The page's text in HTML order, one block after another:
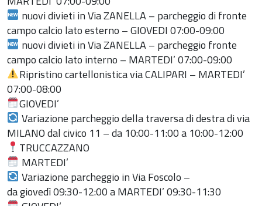
nuovi divieti in Via ZANELLA – parcheggio di fronte
campo calcio lato esterno – GIOVEDI 07:00-09:00
nuovi divieti in Via ZANELLA – parcheggio fronte
campo calcio lato interno – MARTEDI’ 07:00-09:00
Ripristino cartellonistica via CALIPARI – MARTEDI’
07:00-08:00
GIOVEDI’
Variazione parcheggio della traversa di destra di via
MILANO dal civico 11 – da 10:00-11:00 a 10:00-12:00
TRUCCAZZANO
MARTEDI’
Variazione parcheggio in Via Foscolo –
da giovedì 09:30-12:00 a MARTEDI’ 09:30-11:30